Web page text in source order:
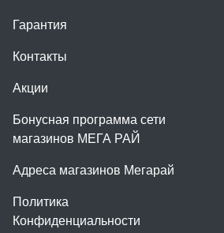
Гарантия
Контакты
Акции
Бонусная программа сети
магазинов МЕГА РАЙ
Адреса магазинов Мегарай
Политика
Конфиденциальности